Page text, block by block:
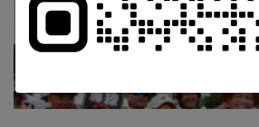
訂閱